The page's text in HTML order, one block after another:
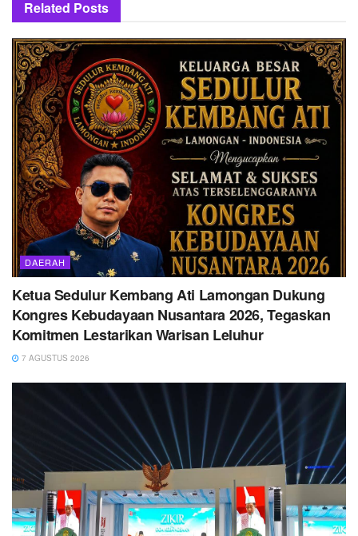
Related Posts
DAERAH
Ketua Sedulur Kembang Ati Lamongan Dukung
Kongres Kebudayaan Nusantara 2026, Tegaskan
Komitmen Lestarikan Warisan Leluhur
7 AGUSTUS 2026